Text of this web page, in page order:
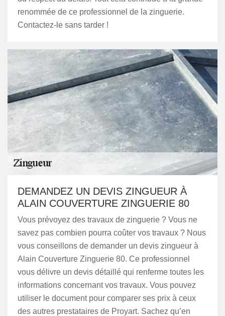
renommée de ce professionnel de la zinguerie.
Contactez-le sans tarder !
DEMANDEZ UN DEVIS ZINGUEUR À
ALAIN COUVERTURE ZINGUERIE 80
Vous prévoyez des travaux de zinguerie ? Vous ne
savez pas combien pourra coûter vos travaux ? Nous
vous conseillons de demander un devis zingueur à
Alain Couverture Zinguerie 80. Ce professionnel
vous délivre un devis détaillé qui renferme toutes les
informations concernant vos travaux. Vous pouvez
utiliser le document pour comparer ses prix à ceux
des autres prestataires de Proyart. Sachez qu’en